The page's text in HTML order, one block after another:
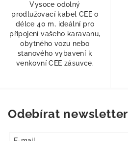
Vysoce odolný
prodlužovací kabel CEE o
délce 40 m, ideální pro
připojení vašeho karavanu,
obytného vozu nebo
stanového vybavení k
venkovní CEE zásuvce.
Odebírat newsletter